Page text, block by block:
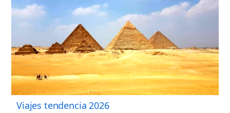
Viajes tendencia 2026